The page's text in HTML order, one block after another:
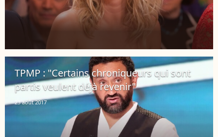
TPMP : "Certains chroniqueurs qui sont
partis veulent déjà revenir"
23 août 2017